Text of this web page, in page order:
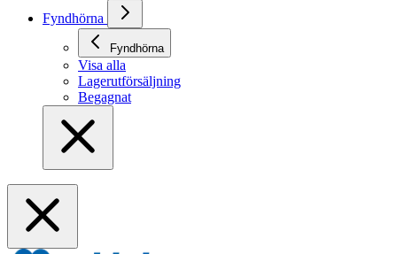
Fyndhörna
Fyndhörna
Visa alla
Lagerutförsäljning
Begagnat